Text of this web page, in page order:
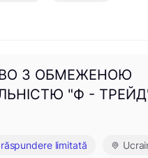
З ОБМЕЖЕНОЮ
"Ф -
limitată